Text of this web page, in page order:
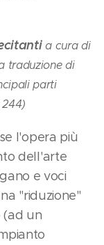
a cura di
traduzione di
parti
l'opera più
dell'arte
e voci
"riduzione"
(ad un